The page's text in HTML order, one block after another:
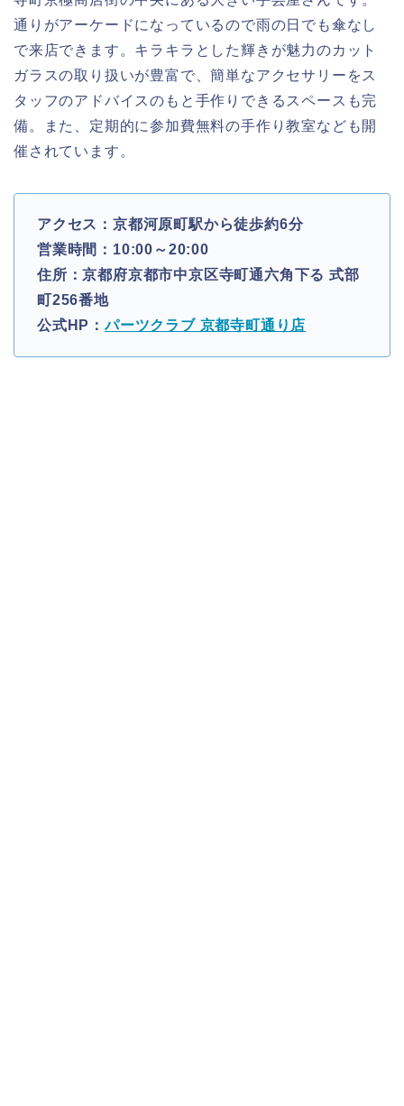
通りがアーケードになっているので雨の日でも傘なし
で来店できます。キラキラとした輝きが魅力のカット
ガラスの取り扱いが豊富で、簡単なアクセサリーをス
タッフのアドバイスのもと手作りできるスペースも完
備。また、定期的に参加費無料の手作り教室なども開
催されています。
アクセス：京都河原町駅から徒歩約6分
営業時間：10:00～20:00
住所：京都府京都市中京区寺町通六角下る 式部
町256番地
公式HP：パーツクラブ 京都寺町通り店